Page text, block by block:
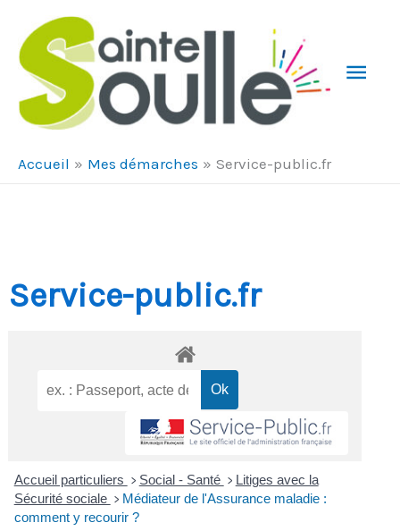
Accueil Mes démarches Service-public.fr
Service-public.fr
Accueil particuliers > Social - Santé > Litiges avec la
Sécurité sociale > Médiateur de l'Assurance maladie :
comment y recourir ?